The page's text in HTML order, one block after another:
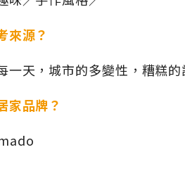
來源？
一天，城市的多變性，糟糕
家品牌？